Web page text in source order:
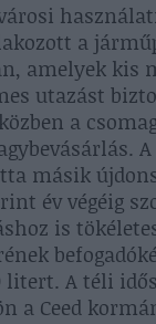
a
amelyek kis
utazást
a
másik
év végéig
is
litert. A téli
a Ceed